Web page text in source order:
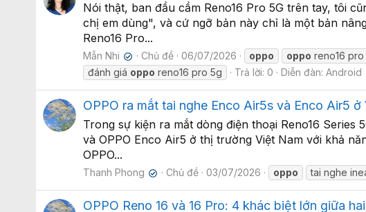
Nói thật, ban đầu cầm Reno16 Pro 5G trên tay, tôi
chị em dùng", và cứ ngỡ bản này chỉ là một bản
Reno16 Pro...
Mẫn Nhi ✔ Chủ đề 06/07/2026 oppo oppo reno16 pro
đánh giá oppo reno16 pro 5g Trả lời: 0 Diễn đàn: Android
OPPO ra mắt tai nghe Enco Air5s và Enco Air5
Trong sự kiện ra mắt dòng điện thoại Reno16 Series
và OPPO Enco Air5 ở thị trường Việt Nam với khả
OPPO...
Thanh Phong ✔ Chủ đề 03/07/2026 oppo tai nghe
OPPO Reno 16 và 16 Pro: 4 khác biệt lớn giữa